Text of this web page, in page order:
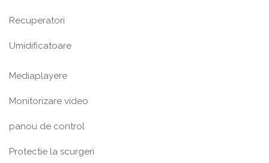
Recuperatori
Umidificatoare
Mediaplayere
Monitorizare video
panou de control
Protectie la scurgeri